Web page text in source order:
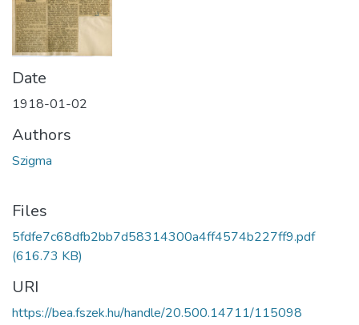
Date
1918-01-02
Authors
Szigma
Files
5fdfe7c68dfb2bb7d58314300a4ff4574b227ff9.pdf
(616.73 KB)
URI
https://bea.fszek.hu/handle/20.500.14711/115098